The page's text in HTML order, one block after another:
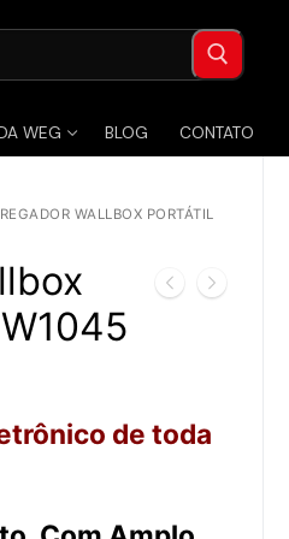
WEG BLOG CONTATO
WALLBOX PORTÁTIL
de toda